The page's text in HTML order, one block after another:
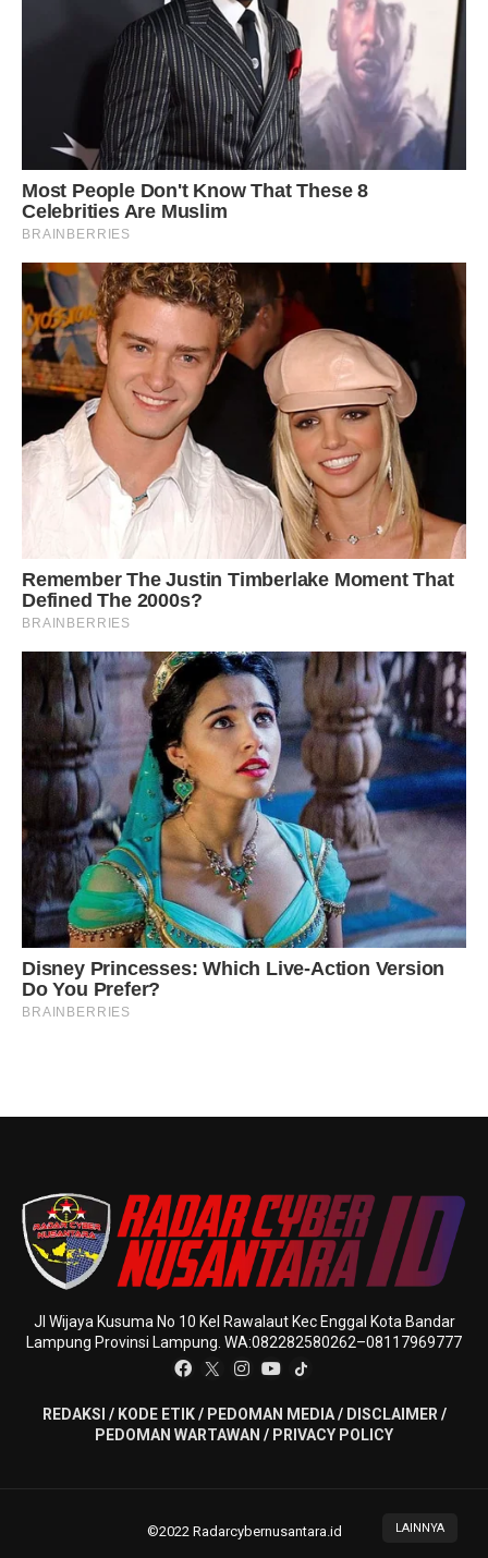
LAINNYA
Jl Wijaya Kusuma No 10 Kel Rawalaut Kec Enggal Kota Bandar
Lampung Provinsi Lampung. WA:082282580262–08117969777
REDAKSI / KODE ETIK/ PEDOMAN MEDIA/ DISCLAIMER /
PEDOMAN WARTAWAN / PRIVACY POLICY
©2022 Radarcybernusantara.id